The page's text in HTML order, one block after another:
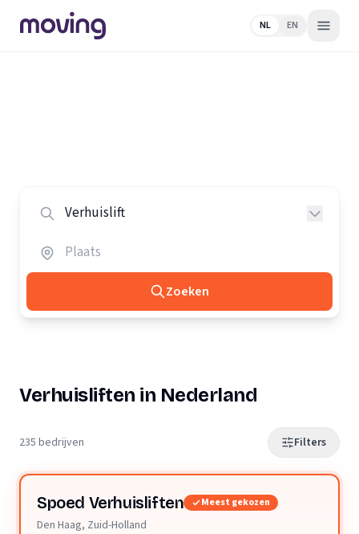
NL EN
Zoeken
Verhuisliften in Nederland
235 bedrijven Filters
Spoed Verhuisliften Meest gekozen
Den Haag, Zuid-Holland